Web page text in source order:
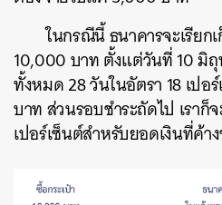
ในกรณีนี้ ธนาคารจะเรียก
10,000 บาท ตั้งแต่วันที่ 10 มิ
ทั้งหมด 28 วันในอัตรา 18 เปอ
บาท ส่วนรอบชำระถัดไป เราก็
เปอร์เซ็นต์สำหรับยอดเงินที่ค้า